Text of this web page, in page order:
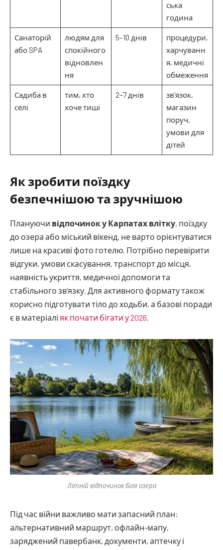
ська
година
Санаторій
або SPA
людям для
спокійного
відновлен
ня
5–10 днів
процедури,
харчуванн
я, медичні
обмеження
Садиба в
селі
тим, хто
хоче тиші
2–7 днів
зв’язок,
магазин
поруч,
умови для
дітей
Як зробити поїздку
безпечнішою та зручнішою
Плануючи відпочинок у Карпатах влітку, поїздку
до озера або міський вікенд, не варто орієнтуватися
лише на красиві фото готелю. Потрібно перевірити
відгуки, умови скасування, транспорт до місця,
наявність укриття, медичної допомоги та
стабільного зв’язку. Для активного формату також
корисно підготувати тіло до ходьби, а базові поради
є в матеріалі як почати бігати у 2026.
Літній відпочинок біля озера
Під час війни важливо мати запасний план:
альтернативний маршрут, офлайн-мапу,
заряджений павербанк, документи, аптечку і